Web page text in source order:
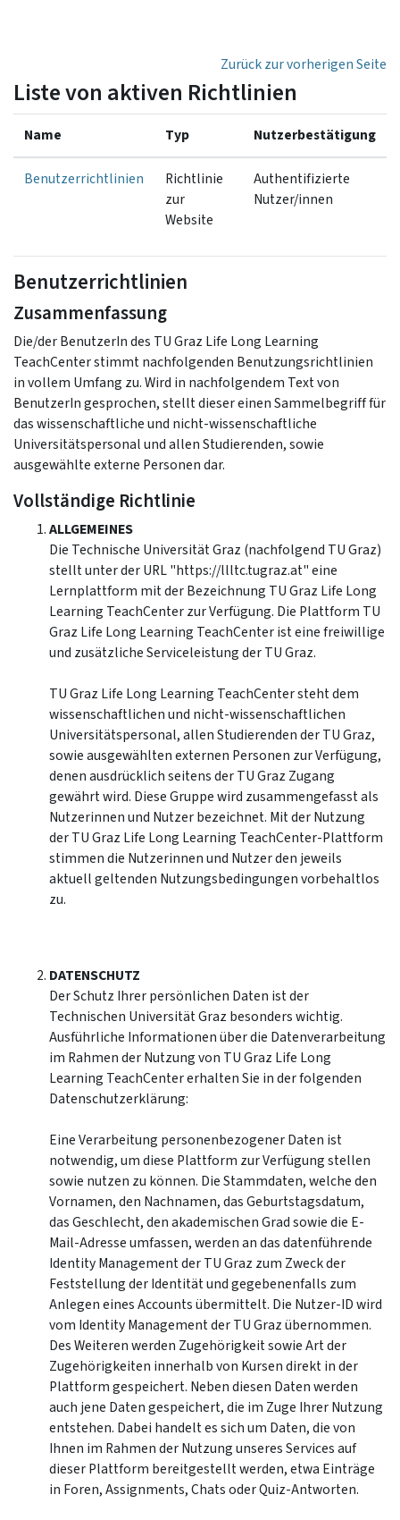
Zurück zur vorherigen Seite
Liste von aktiven Richtlinien
Name Typ Nutzerbestätigung
Benutzerrichtlinien
Richtlinie
zur
Website
Authentifizierte
Nutzer/innen
Benutzerrichtlinien
Zusammenfassung
Die/der BenutzerIn des TU Graz Life Long Learning
TeachCenter stimmt nachfolgenden Benutzungsrichtlinien
in vollem Umfang zu. Wird in nachfolgendem Text von
BenutzerIn gesprochen, stellt dieser einen Sammelbegriff für
das wissenschaftliche und nicht-wissenschaftliche
Universitätspersonal und allen Studierenden, sowie
ausgewählte externe Personen dar.
Vollständige Richtlinie
ALLGEMEINES
Die Technische Universität Graz (nachfolgend TU Graz)
stellt unter der URL "https://llltc.tugraz.at" eine
Lernplattform mit der Bezeichnung TU Graz Life Long
Learning TeachCenter zur Verfügung. Die Plattform TU
Graz Life Long Learning TeachCenter ist eine freiwillige
und zusätzliche Serviceleistung der TU Graz.
TU Graz Life Long Learning TeachCenter steht dem
wissenschaftlichen und nicht-wissenschaftlichen
Universitätspersonal, allen Studierenden der TU Graz,
sowie ausgewählten externen Personen zur Verfügung,
denen ausdrücklich seitens der TU Graz Zugang
gewährt wird. Diese Gruppe wird zusammengefasst als
Nutzerinnen und Nutzer bezeichnet. Mit der Nutzung
der TU Graz Life Long Learning TeachCenter-Plattform
stimmen die Nutzerinnen und Nutzer den jeweils
aktuell geltenden Nutzungsbedingungen vorbehaltlos
zu.
DATENSCHUTZ
Der Schutz Ihrer persönlichen Daten ist der
Technischen Universität Graz besonders wichtig.
Ausführliche Informationen über die Datenverarbeitung
im Rahmen der Nutzung von TU Graz Life Long
Learning TeachCenter erhalten Sie in der folgenden
Datenschutzerklärung:
Eine Verarbeitung personenbezogener Daten ist
notwendig, um diese Plattform zur Verfügung stellen
sowie nutzen zu können. Die Stammdaten, welche den
Vornamen, den Nachnamen, das Geburtstagsdatum,
das Geschlecht, den akademischen Grad sowie die E-
Mail-Adresse umfassen, werden an das datenführende
Identity Management der TU Graz zum Zweck der
Feststellung der Identität und gegebenenfalls zum
Anlegen eines Accounts übermittelt. Die Nutzer-ID wird
vom Identity Management der TU Graz übernommen.
Des Weiteren werden Zugehörigkeit sowie Art der
Zugehörigkeiten innerhalb von Kursen direkt in der
Plattform gespeichert. Neben diesen Daten werden
auch jene Daten gespeichert, die im Zuge Ihrer Nutzung
entstehen. Dabei handelt es sich um Daten, die von
Ihnen im Rahmen der Nutzung unseres Services auf
dieser Plattform bereitgestellt werden, etwa Einträge
in Foren, Assignments, Chats oder Quiz-Antworten.